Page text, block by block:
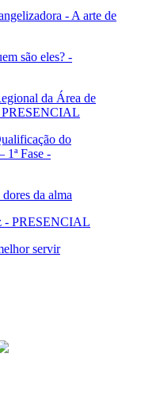
- A arte de
são eles? -
da Área de
PRESENCIAL
do
1ª Fase -
da alma
- PRESENCIAL
servir